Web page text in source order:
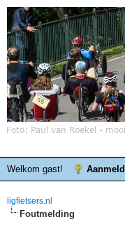
Welkom gast!
ligfietsers.nl
Foutmelding